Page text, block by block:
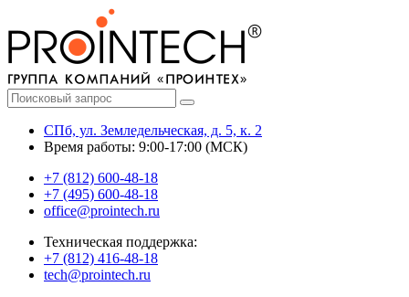
СПб, ул. Земледельческая, д. 5, к. 2
Время работы: 9:00-17:00 (МСК)
+7 (812) 600-48-18
+7 (495) 600-48-18
office@prointech.ru
Техническая поддержка:
+7 (812) 416-48-18
tech@prointech.ru